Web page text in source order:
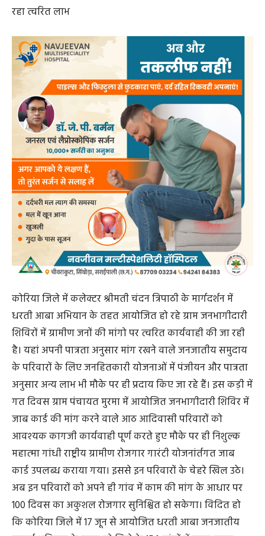
कोरिया जिले में कलेक्टर श्रीमती चंदन त्रिपाठी के मार्गदर्शन में
धरती आबा अभियान के तहत आयोजित हो रहे ग्राम जनभागीदारी
शिविरों में ग्रामीण जनों की मांगो पर त्वरित कार्यवाही की जा रही
है। यहां अपनी पात्रता अनुसार मांग रखने वाले जनजातीय समुदाय
के परिवारों के लिए जनहितकारी योजनाओं में पंजीयन और पात्रता
अनुसार अन्य लाभ भी मौके पर ही प्रदाय किए जा रहे हैं। इस कड़ी में
गत दिवस ग्राम पंचायत मुरमा में आयोजित जनभागीदारी शिविर में
जाब कार्ड की मांग करने वाले आठ आदिवासी परिवारों को
आवश्यक कागजी कार्यवाही पूर्ण करते हुए मौके पर ही निशुल्क
महात्मा गांधी राष्ट्रीय ग्रामीण रोजगार गारंटी योजनांर्तगत जाब
कार्ड उपलब्ध कराया गया। इससे इन परिवारों के चेहरे खिल उठे।
अब इन परिवारों को अपने ही गांव में काम की मांग के आधार पर
100 दिवस का अकुशल रोजगार सुनिश्चित हो सकेगा। विदित हो
कि कोरिया जिले में 17 जून से आयोजित धरती आबा जनजातीय
उत्कर्ष अभियान के तहत पूरे जिले के 154 गांवों में सघन प्रचार
प्रसार अभियान चलाकर जनभागीदारी शिविर आयोजित किए जा
रहे हैं। शिविरों में आने वाले जनजातीय वर्ग के ग्रामीण जनों को
शासन की महत्वाकांक्षी योजनाओं से लाभ दिलाने की प्रक्रिया पूर्ण
कराई जा रही हैं। .